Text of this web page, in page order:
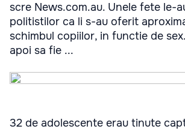
scre News.com.au. Unele fete le-
politistilor ca li s-au oferit
schimbul copiilor, in functie de
apoi sa fie ...
32 de adolescente erau tinute